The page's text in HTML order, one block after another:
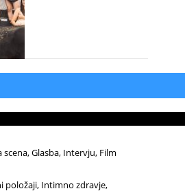
scena Glasba Intervju Film
položaji Intimno zdravje